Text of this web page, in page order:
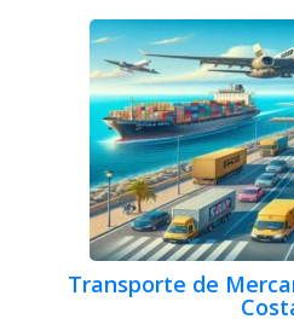
Transporte de